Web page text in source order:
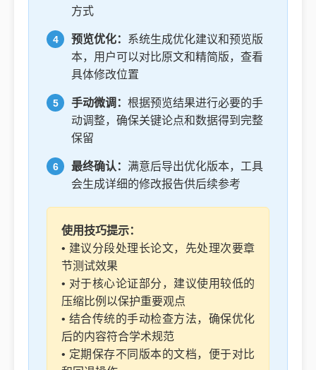
方式
预览优化： 系统生成优化建议和预览版
本，用户可以对比原文和精简版，查看
具体修改位置
手动微调： 根据预览结果进行必要的手
动调整，确保关键论点和数据得到完整
保留
最终确认： 满意后导出优化版本，工具
会生成详细的修改报告供后续参考
使用技巧提示：
• 建议分段处理长论文，先处理次要章
节测试效果
• 对于核心论证部分，建议使用较低的
压缩比例以保护重要观点
• 结合传统的手动检查方法，确保优化
后的内容符合学术规范
• 定期保存不同版本的文档，便于对比